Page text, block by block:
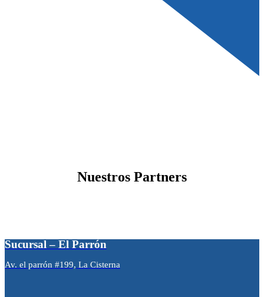
Nuestros Partners
Sucursal – El Parrón
Av. el parrón #199, La Cisterna